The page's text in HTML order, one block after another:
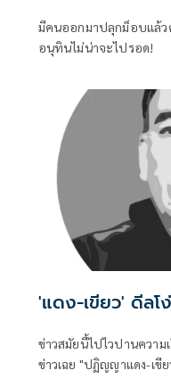
มีคนออกมาปลุกม็อบแล้ว
อนุทินไม่น่าจะไปรอด!
'แดง-เขียว' ดีลโ
ข่าวสมัยนี้ไปไวปานความเร็วแสง ไม่รู้โผล่มาจา
ข่าวเฉย "ปฏิญญาแดง-เขียว โมนาโก" เขี่ยน้ำเงินทิ้ง จับมือตั้ง